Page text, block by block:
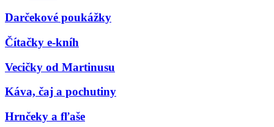
Darčekové poukážky
Čítačky e-kníh
Vecičky od Martinusu
Káva, čaj a pochutiny
Hrnčeky a fľaše